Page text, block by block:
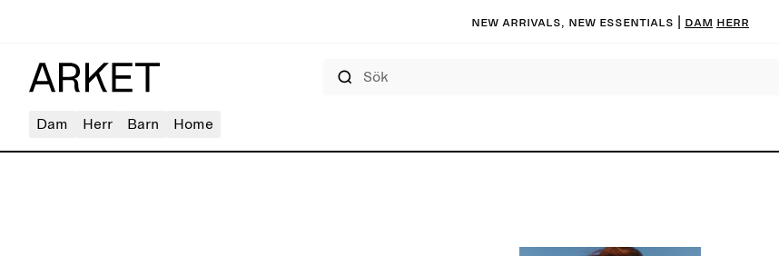
New arrivals, new essentials | Dam Herr
Dam Herr Barn Home